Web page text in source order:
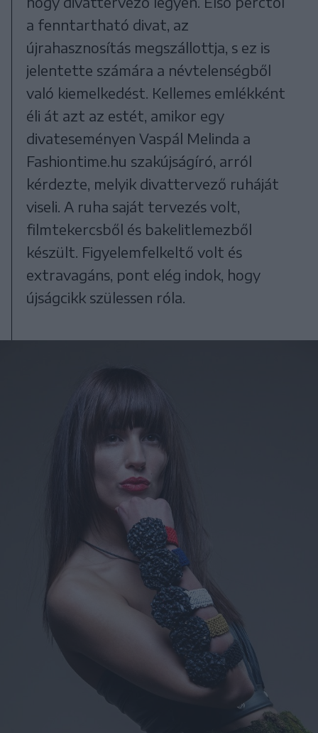
a fenntartható divat, az
újrahasznosítás megszállottja, s ez is
jelentette számára a névtelenségből
való kiemelkedést. Kellemes emlékként
éli át azt az estét, amikor egy
divateseményen Vaspál Melinda a
Fashiontime.hu szakújságíró, arról
kérdezte, melyik divattervező ruháját
viseli. A ruha saját tervezés volt,
filmtekercsből és bakelitlemezből
készült. Figyelemfelkeltő volt és
extravagáns, pont elég indok, hogy
újságcikk szülessen róla.